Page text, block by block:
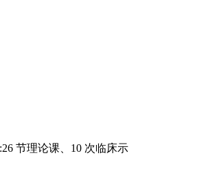
节理论课、10 次临床示